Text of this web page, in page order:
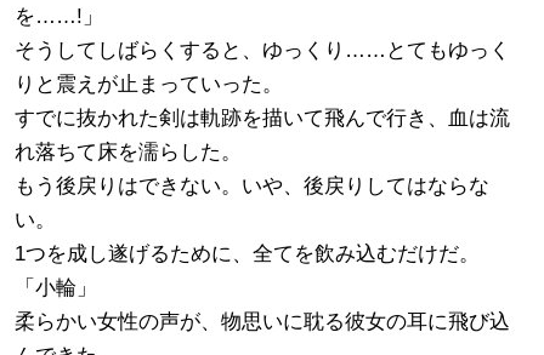
を……!」
そうしてしばらくすると、ゆっくり……とてもゆっく
りと震えが止まっていった。
すでに抜かれた剣は軌跡を描いて飛んで行き、血は流
れ落ちて床を濡らした。
もう後戻りはできない。いや、後戻りしてはならな
い。
1つを成し遂げるために、全てを飲み込むだけだ。
「小輪」
柔らかい女性の声が、物思いに耽る彼女の耳に飛び込